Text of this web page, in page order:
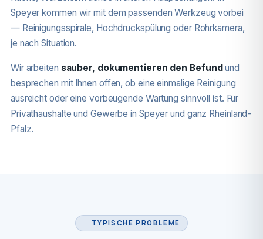
Speyer kommen wir mit dem passenden Werkzeug vorbei
— Reinigungsspirale, Hochdruckspülung oder Rohrkamera,
je nach Situation.
Wir arbeiten sauber, dokumentieren den Befundund
besprechen mit Ihnen offen, ob eine einmalige Reinigung
ausreicht oder eine vorbeugende Wartung sinnvoll ist. Für
Privathaushalte und Gewerbe in Speyer und ganz Rheinland-
Pfalz.
TYPISCHE PROBLEME